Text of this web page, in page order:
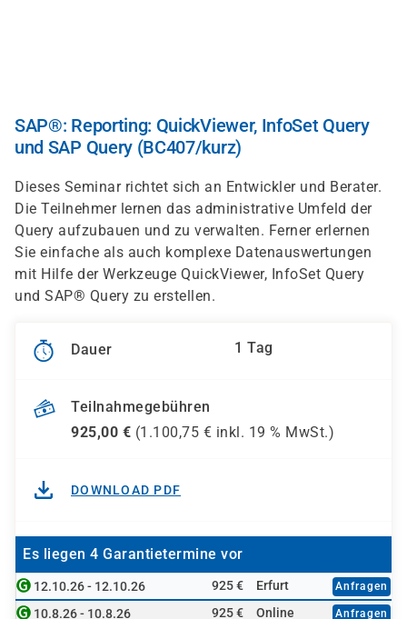
SAP®: Reporting: QuickViewer, InfoSet Query
und SAP Query (BC407/kurz)
Dieses Seminar richtet sich an Entwickler und Berater.
Die Teilnehmer lernen das administrative Umfeld der
Query aufzubauen und zu verwalten. Ferner erlernen
Sie einfache als auch komplexe Datenauswertungen
mit Hilfe der Werkzeuge QuickViewer, InfoSet Query
und SAP® Query zu erstellen.
Dauer 1 Tag
Teilnahmegebühren
925,00 € (1.100,75 € inkl. 19 % MwSt.)
DOWNLOAD PDF
Es liegen 4 Garantietermine vor
12.10.26 - 12.10.26 925 € Erfurt Anfragen
10.8.26 - 10.8.26 925 € Online Anfragen